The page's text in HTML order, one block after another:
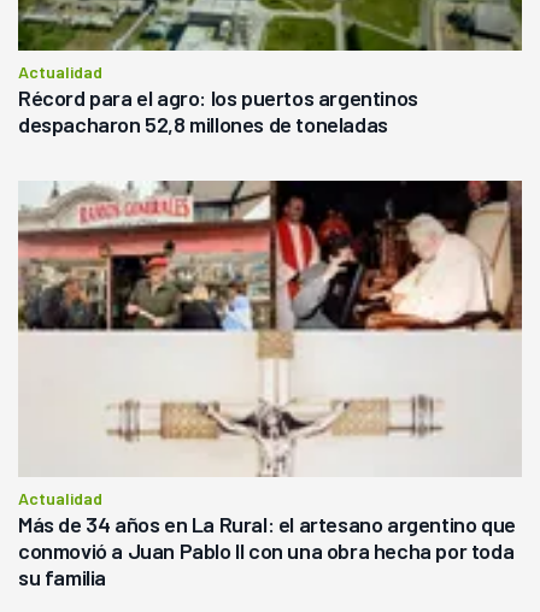
Actualidad
Récord para el agro: los puertos argentinos
despacharon 52,8 millones de toneladas
Actualidad
Más de 34 años en La Rural: el artesano argentino que
conmovió a Juan Pablo II con una obra hecha por toda
su familia